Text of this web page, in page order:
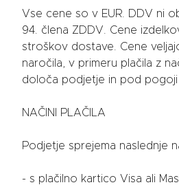
Vse cene so v EUR. DDV ni
94. člena ZDDV. Cene
stroškov dostave. Cene
naročila, v primeru plačila z
določa podjetje in pod pogoji
NAČINI PLAČILA
Podjetje sprejema naslednje
- s plačilno kartico Visa ali